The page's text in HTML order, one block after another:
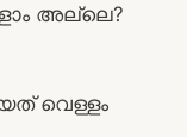
അല്ലെ?
വെള്ളം